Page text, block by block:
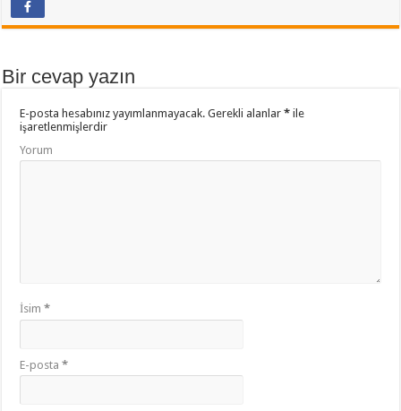
o
k
Bir cevap yazın
E-posta hesabınız yayımlanmayacak. Gerekli alanlar* ile
işaretlenmişlerdir
Yorum
İsim*
E-posta*